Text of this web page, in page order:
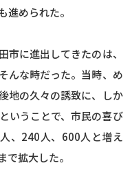
進められた。
に進出してきたのは、
んな時だった。当時、め
地の久々の誘致に、しか
いうことで、市民の喜び
、240人、600人と増え
拡大した。